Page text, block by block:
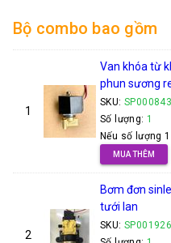
Bộ combo bao gồm
1
Van khóa từ
phun sương
SKU: SP000843,
Số lượng: 1
Nếu số lượng
MUA THÊM
2
Bơm đơn
tưới lan
SKU: